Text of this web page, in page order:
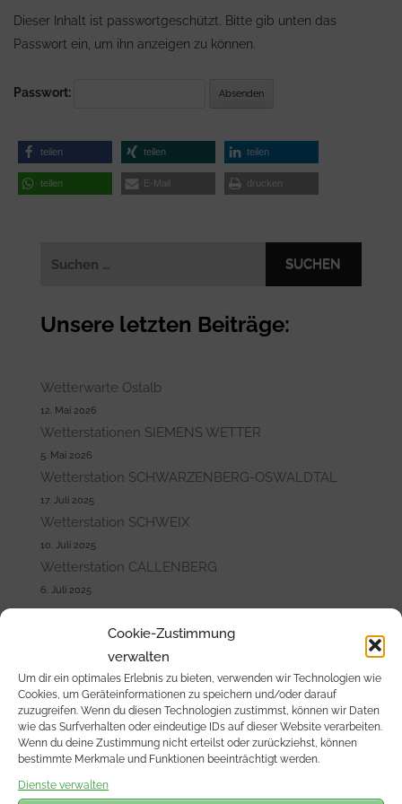
Cookie-Zustimmung
verwalten
Um dir ein optimales Erlebnis zu bieten, verwenden wir Technologien wie
Cookies, um Geräteinformationen zu speichern und/oder darauf
zuzugreifen. Wenn du diesen Technologien zustimmst, können wir Daten
wie das Surfverhalten oder eindeutige IDs auf dieser Website verarbeiten.
Wenn du deine Zustimmung nicht erteilst oder zurückziehst, können
bestimmte Merkmale und Funktionen beeinträchtigt werden.
Dienste verwalten
Dieser Inhalt ist passwortgeschützt. Bitte gib unten das
Passwort ein, um ihn anzeigen zu können.
Passwort:
teilen teilen teilen
teilen E-Mail drucken
Unsere letzten Beiträge:
Wetterwarte Ostalb
12. Mai 2026
Wetterstationen SIEMENS WETTER
5. Mai 2026
Wetterstation SCHWARZENBERG-OSWALDTAL
17. Juli 2025
Wetterstation SCHWEIX
10. Juli 2025
Wetterstation CALLENBERG
6. Juli 2025
MELDUNGEN THEMATISCH SORTIERT:
Klima
Unsere Stationen
Wetterbeobachtung
RECHTLICHES: